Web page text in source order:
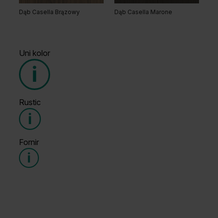
Dąb Casella Brązowy Dąb Casella Marone
Uni kolor
Grupa cenowa (3)
Rustic
Grupa cenowa (3)
Fornir